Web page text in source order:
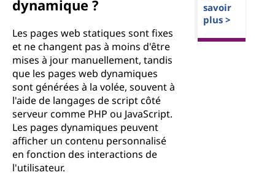
dynamique ?
Les pages web statiques sont fixes
et ne changent pas à moins d'être
mises à jour manuellement, tandis
que les pages web dynamiques
sont générées à la volée, souvent à
l'aide de langages de script côté
serveur comme PHP ou JavaScript.
Les pages dynamiques peuvent
afficher un contenu personnalisé
en fonction des interactions de
l'utilisateur.
savoir
plus >